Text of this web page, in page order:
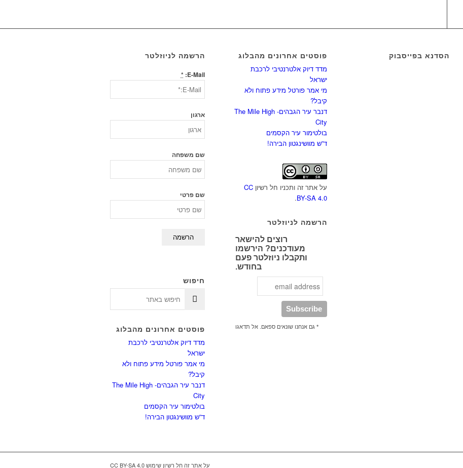
הרשמה לניוזלטר
E-Mail:
*
ארגון
שם משפחה
שם פרטי
חיפוש
פוסטים אחרונים מהבלוג
מדד דיוק אלטרנטיבי לרכבת
ישראל
מי אמר פורטל מידע פתוח ולא
קיבל?
דנבר עיר הגבהים- The Mile High
City
בולטימור עיר הקסמים
ד”ש מוושינגטון הבירה!
פוסטים אחרונים מהבלוג
מדד דיוק אלטרנטיבי לרכבת
ישראל
מי אמר פורטל מידע פתוח ולא
קיבל?
דנבר עיר הגבהים- The Mile High
City
בולטימור עיר הקסמים
ד”ש מוושינגטון הבירה!
על אתר זה ותכניו חל רשיוןCC
BY-SA 4.0
.
הרשמה לניוזלטר
רוצים להישאר
מעודכנים? הירשמו
ותקבלו ניוזלטר פעם
בחודש.
* גם אנחנו שונאים ספאם. אל תדאגו
הסדנא בפייסבוק
על אתר זה חל רשיון שימוש CC BY-SA 4.0